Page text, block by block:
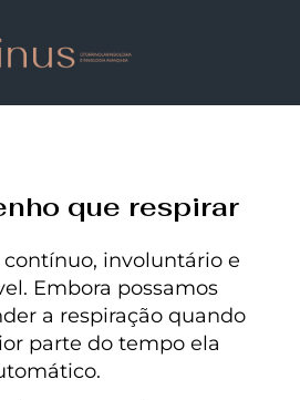
que respirar
contínuo, involuntário e
Embora possamos
a respiração quando
parte do tempo ela